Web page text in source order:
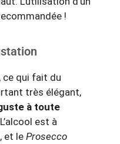
!
ce qui fait du
très élégant,
à toute
est à
et le Prosecco